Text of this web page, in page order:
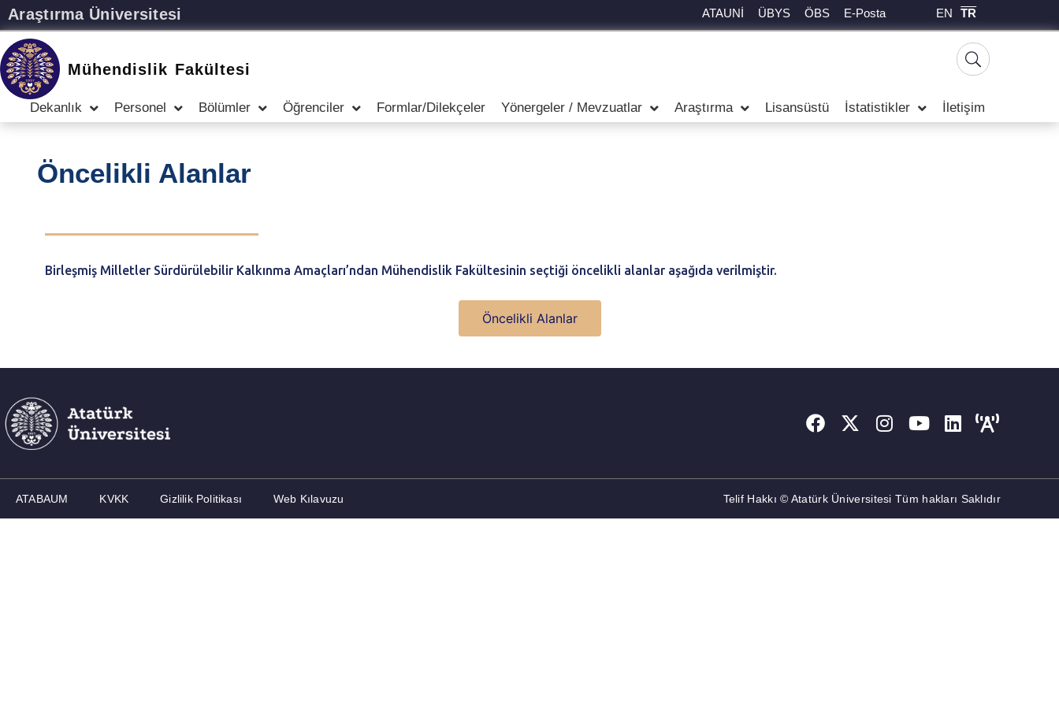
Araştırma Üniversitesi ATAUNİ ÜBYS ÖBS E-Posta EN TR
Mühendislik Fakültesi
Dekanlık Personel Bölümler Öğrenciler Formlar/Dilekçeler Yönergeler / Mevzuatlar Araştırma Lisansüstü İstatistikler İletişim
Öncelikli Alanlar
Birleşmiş Milletler Sürdürülebilir Kalkınma Amaçları’ndan Mühendislik Fakültesinin seçtiği öncelikli alanlar aşağıda verilmiştir.
Öncelikli Alanlar
ATABAUM KVKK Gizlilik Politikası Web Kılavuzu Telif Hakkı © Atatürk Üniversitesi Tüm hakları Saklıdır